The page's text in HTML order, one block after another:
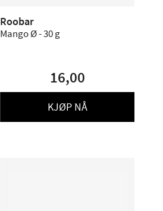
Roobar
Mango Ø - 30 g
16,00
KJØP NÅ